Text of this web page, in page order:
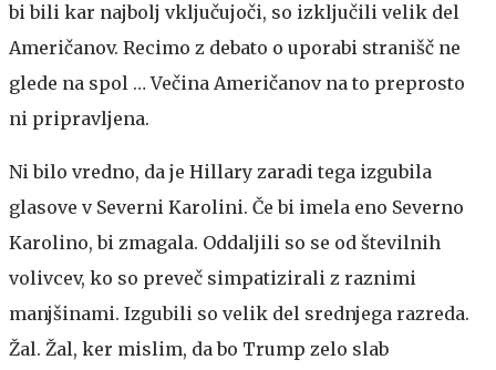
bi bili kar najbolj vključujoči, so izključili velik del
Američanov. Recimo z debato o uporabi stranišč ne
glede na spol … Večina Američanov na to preprosto
ni pripravljena.
Ni bilo vredno, da je Hillary zaradi tega izgubila
glasove v Severni Karolini. Če bi imela eno Severno
Karolino, bi zmagala. Oddaljili so se od številnih
volivcev, ko so preveč simpatizirali z raznimi
manjšinami. Izgubili so velik del srednjega razreda.
Žal. Žal, ker mislim, da bo Trump zelo slab